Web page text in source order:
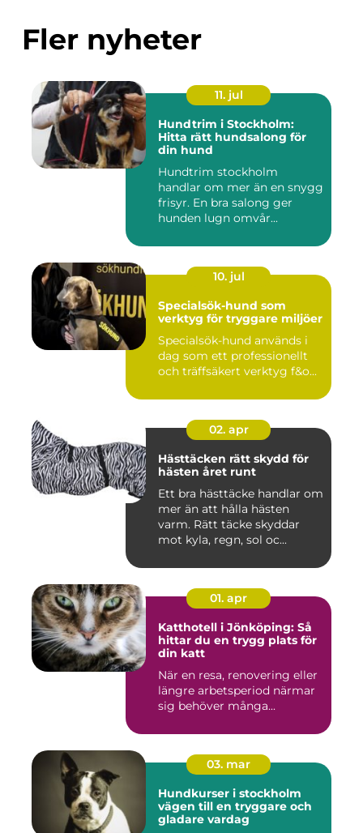
Fler nyheter
11. jul
Hundtrim i Stockholm:
Hitta rätt hundsalong för
din hund
Hundtrim stockholm
handlar om mer än en snygg
frisyr. En bra salong ger
hunden lugn omvår...
10. jul
Specialsök-hund som
verktyg för tryggare miljöer
Specialsök-hund används i
dag som ett professionellt
och träffsäkert verktyg f&o...
02. apr
Hästtäcken rätt skydd för
hästen året runt
Ett bra hästtäcke handlar om
mer än att hålla hästen
varm. Rätt täcke skyddar
mot kyla, regn, sol oc...
01. apr
Katthotell i Jönköping: Så
hittar du en trygg plats för
din katt
När en resa, renovering eller
längre arbetsperiod närmar
sig behöver många...
03. mar
Hundkurser i stockholm
vägen till en tryggare och
gladare vardag